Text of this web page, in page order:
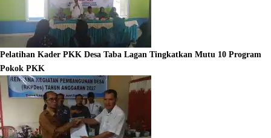
Pelatihan Kader PKK Desa Taba Lagan Tingkatkan Mutu 10 Program
Pokok PKK